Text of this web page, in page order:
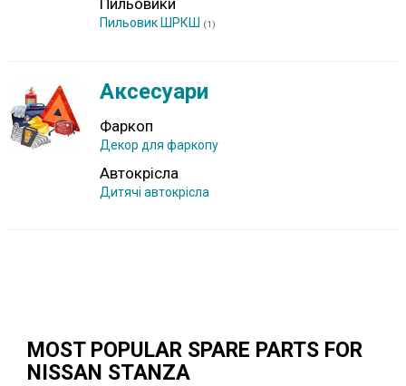
Пильовики
Пильовик ШРКШ (1)
Аксесуари
Фаркоп
Декор для фаркопу
Автокрісла
Дитячі автокрісла
MOST POPULAR SPARE PARTS FOR
NISSAN STANZA